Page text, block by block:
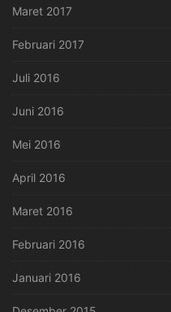
Maret 2017
Februari 2017
Juli 2016
Juni 2016
Mei 2016
April 2016
Maret 2016
Februari 2016
Januari 2016